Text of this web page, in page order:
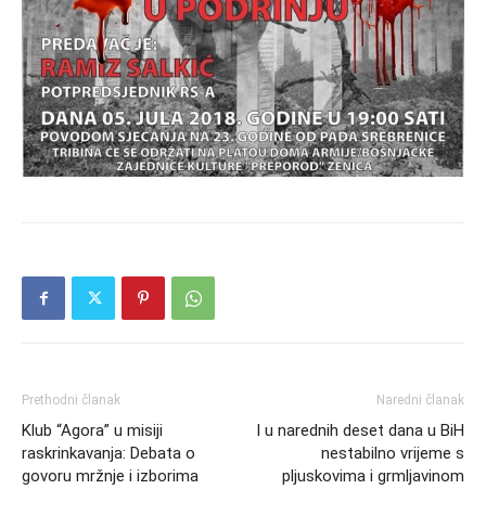
Prethodni članak
Klub “Agora” u misiji
raskrinkavanja: Debata o
govoru mržnje i izborima
Naredni članak
I u narednih deset dana u BiH
nestabilno vrijeme s
pljuskovima i grmljavinom